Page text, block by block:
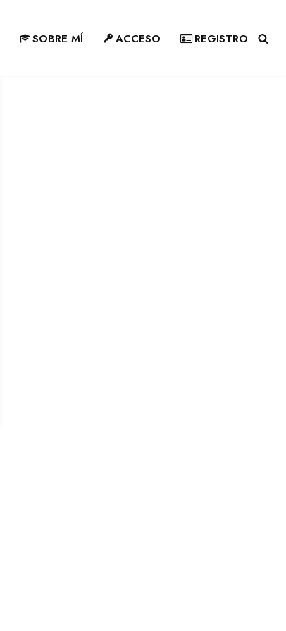
SOBRE MÍ ACCESO REGISTRO